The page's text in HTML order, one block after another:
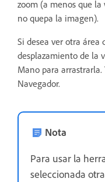
zoom (a menos que
no quepa la imagen).
Si desea ver otra área
desplazamiento de la
Mano para
Navegador.
Nota
Para usar la
seleccionada